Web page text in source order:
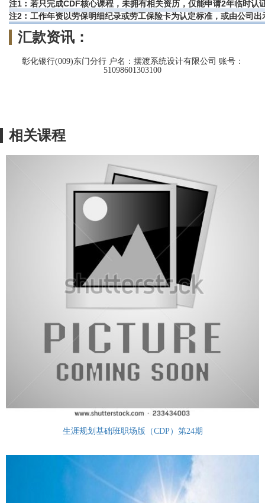
注1︰若只完成CDF核心课程，未拥有相关资历，仅能申请2年临时
注2︰工作年资以劳保明细纪录或劳工保险卡为认定标准，或由公司出
汇款资讯：
彰化银行(009)东门分行 户名：摆渡系统设计有限公司 账号：
51098601303100
相关课程
生涯规划基础班职场版（CDP）第24期